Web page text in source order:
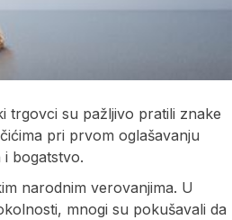
trgovci su pažljivo pratili znake
pri prvom oglašavanju
bogatstvo.
narodnim verovanjima. U
mnogi su pokušavali da